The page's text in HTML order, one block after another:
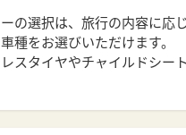
の選択は、旅行の内容に応
種をお選びいただけます。
スタイヤやチャイルドシー